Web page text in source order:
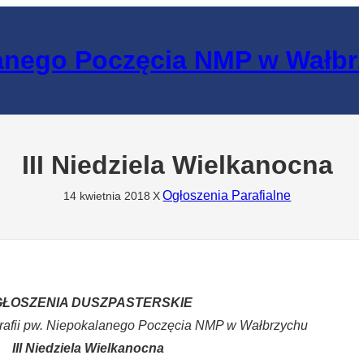
Poczęcia NMP w
III Niedziela Wielkanocna
14 kwietnia 2018 X Ogłoszenia Parafialne
DUSZPASTERSKIE
pw. Niepokalanego Poczęcia NMP w Wałbrzychu
III Niedziela Wielkanocna